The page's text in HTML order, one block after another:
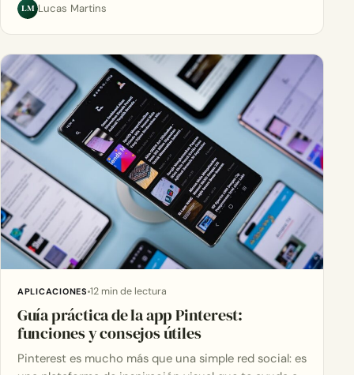
LM Lucas Martins
APLICACIONES 12 min de lectura
Guía práctica de la app Pinterest:
funciones y consejos útiles
Pinterest es mucho más que una simple red social: es